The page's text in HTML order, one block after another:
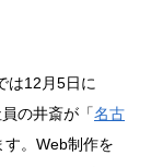
は12月5日に
の井斎が「名古
す。Web制作を